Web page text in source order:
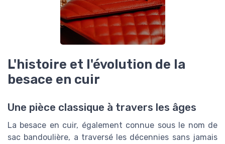
L'histoire et l'évolution de la
besace en cuir
Une pièce classique à travers les âges
La besace en cuir, également connue sous le nom de
sac bandoulière, a traversé les décennies sans jamais